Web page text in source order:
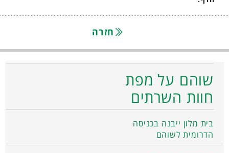
חזרה
שוהם על מפת
חוות השרתים
בית מלון ייבנה בכניסה
הדרומית לשוהם